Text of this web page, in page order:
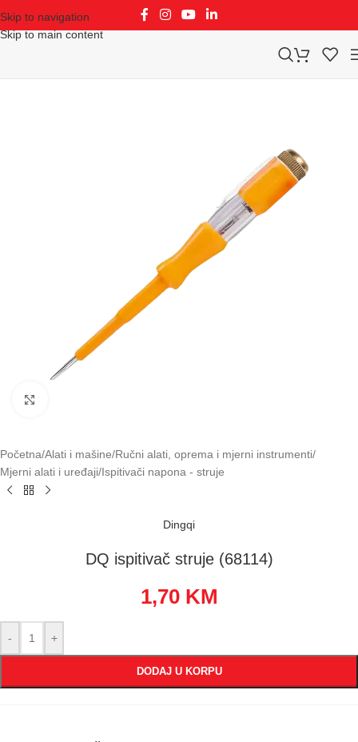
Skip to navigation
Skip to main content
Početna/Alati i mašine/Ručni alati, oprema i mjerni instrumenti/
Mjerni alati i uređaji/Ispitivači napona - struje
Dingqi
DQ ispitivač struje (68114)
1,70 KM
- +
DODAJ U KORPU